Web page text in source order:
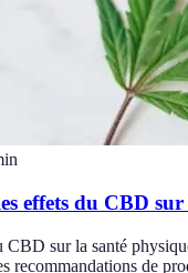
effets du CBD sur
sur la santé
recommandations de